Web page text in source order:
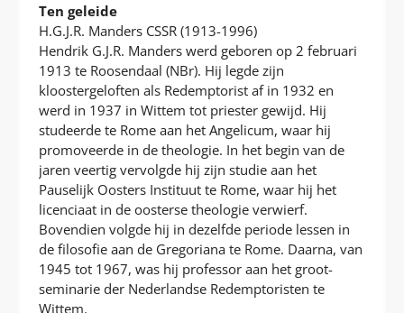
Ten geleide
H.G.J.R. Manders CSSR (1913-1996)
Hendrik G.J.R. Manders werd geboren op 2 februari
1913 te Roosendaal (NBr). Hij legde zijn
kloostergeloften als Redemptorist af in 1932 en
werd in 1937 in Wittem tot priester gewijd. Hij
studeerde te Rome aan het Angelicum, waar hij
promoveerde in de theologie. In het begin van de
jaren veertig vervolgde hij zijn studie aan het
Pauselijk Oosters Instituut te Rome, waar hij het
licenciaat in de oosterse theologie verwierf.
Bovendien volgde hij in dezelfde periode lessen in
de filosofie aan de Gregoriana te Rome. Daarna, van
1945 tot 1967, was hij professor aan het groot-
seminarie der Nederlandse Redemptoristen te
Wittem.